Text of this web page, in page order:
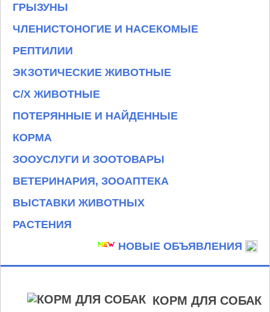
ГРЫЗУНЫ
ЧЛЕНИСТОНОГИЕ И НАСЕКОМЫЕ
РЕПТИЛИИ
ЭКЗОТИЧЕСКИЕ ЖИВОТНЫЕ
С/Х ЖИВОТНЫЕ
ПОТЕРЯННЫЕ И НАЙДЕННЫЕ
КОРМА
ЗООУСЛУГИ И ЗООТОВАРЫ
ВЕТЕРИНАРИЯ, ЗООАПТЕКА
ВЫСТАВКИ ЖИВОТНЫХ
РАСТЕНИЯ
НОВЫЕ ОБЪЯВЛЕНИЯ
КОРМ ДЛЯ СОБАК